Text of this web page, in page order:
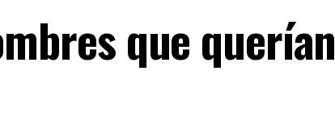
que querían